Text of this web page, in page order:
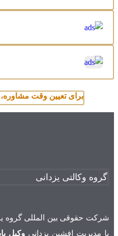
برای تعیین وقت مشاوره،
گروه وکالتی یزدانی
شرکت حقوقی بین المللی گروه
با مدیریت افشین یزدانی وکیل